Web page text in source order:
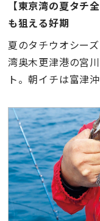
【東京湾の夏タチ
も狙える好期
夏のタチウオシー
湾奥木更津港の宮
ト。朝イチは富津